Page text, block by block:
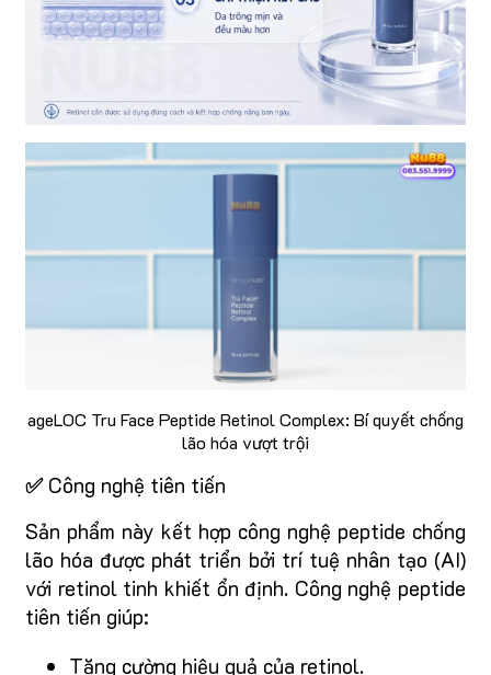
ageLOC Tru Face Peptide Retinol Complex: Bí quyết chống
lão hóa vượt trội
✅ Công nghệ tiên tiến
Sản phẩm này kết hợp công nghệ peptide chống
lão hóa được phát triển bởi trí tuệ nhân tạo (AI)
với retinol tinh khiết ổn định. Công nghệ peptide
tiên tiến giúp:
Tăng cường hiệu quả của retinol.